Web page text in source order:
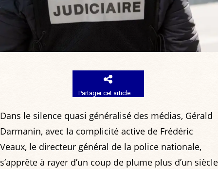
Partager cet article
Dans le silence quasi généralisé des médias, Gérald
Darmanin, avec la complicité active de Frédéric
Veaux, le directeur général de la police nationale,
s’apprête à rayer d’un coup de plume plus d’un siècle